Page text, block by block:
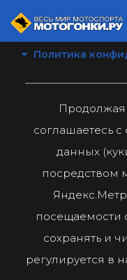
Политика
Продолжая
соглашаетесь
данных
посредством
посещаемости
сохранять и
регулируется в